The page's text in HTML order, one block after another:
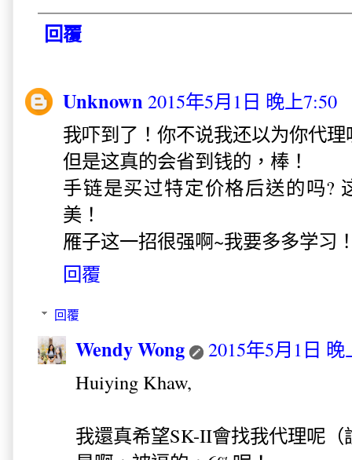
回覆
Unknown 2015年5月1日 晚上7:50
我吓到了！你不说我还以为你代理
但是这真的会省到钱的，棒！
手链是买过特定价格后送的吗?
美！
雁子这一招很强啊~我要多多学习
回覆
回覆
Wendy Wong
2015年5月1日 晚
Huiying Khaw,
我還真希望SK-II會找我代理呢